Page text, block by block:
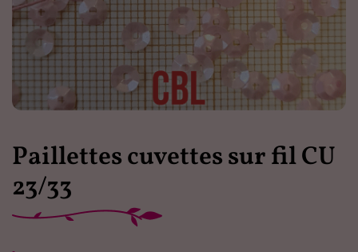
Paillettes cuvettes sur fil CU
23/33